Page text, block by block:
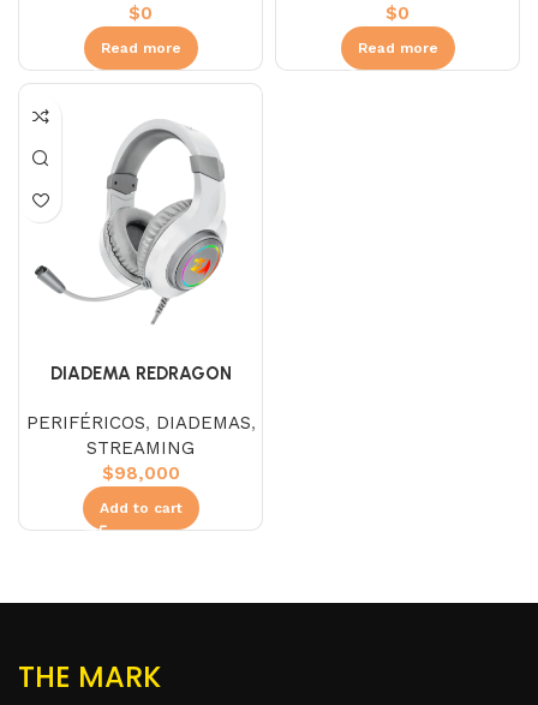
$0
Read more
$0
Read more
DIADEMA REDRAGON
BLANCA
PERIFÉRICOS, DIADEMAS,
STREAMING
$98,000
Add to cart
THE MARK